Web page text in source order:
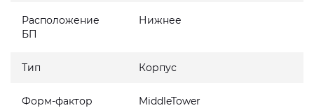
Расположение
БП
Нижнее
Тип Корпус
Форм-фактор
MiddleTower